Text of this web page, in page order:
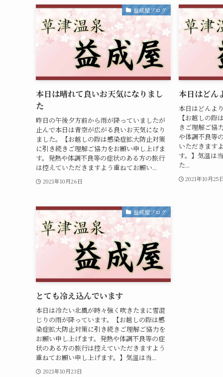
益成屋ブログ
本日は晴れて良いお天気になりまし
た
昨日の午後夕方前から雨が降っていましたが
止んで本日は青空が広がる良いお天気になり
ました。【お越しの際は感染症拡大防止対策
に引き続きご理解ご協力をお願い申し上げま
す。発熱や体調不良等の症状のある方の旅行
は控えていただきますよう重ねてお願い...
2021年10月26日
本日はどん
本日はどんよ
【お越しの際
きご理解ご協
や体調不良等
いただきます
す。】気温は
た...
2021年10月25
益成屋ブログ
とても冷え込んでいます
本日は冷たい北風が時々強く吹きたまに雪混
じりの雨が降っています。【お越しの際は感
染症拡大防止対策に引き続きご理解ご協力を
お願い申し上げます。発熱や体調不良等の症
状のある方の旅行は控えていただきますよう
重ねてお願い申し上げます。】気温は当...
2021年10月23日